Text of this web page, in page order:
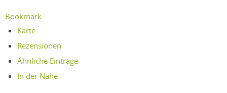
Bookmark
Karte
Rezensionen
Ähnliche Einträge
In der Nähe